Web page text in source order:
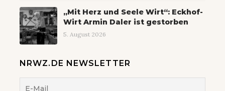
„Mit Herz und Seele Wirt“: Eckhof-
Wirt Armin Daler ist gestorben
5. August 2026
NRWZ.DE NEWSLETTER